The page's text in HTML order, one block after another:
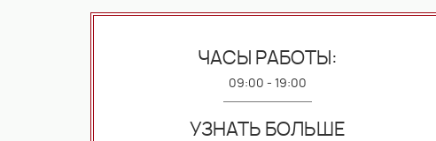
ЧАСЫ РАБОТЫ:
09:00 - 19:00
УЗНАТЬ БОЛЬШЕ